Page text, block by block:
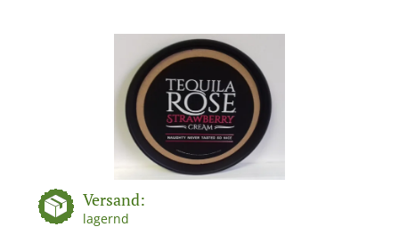
Versand:
lagernd